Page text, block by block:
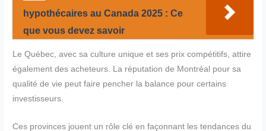
hypothécaires au Canada 2025 : Ce
que vous devez savoir
Le Québec, avec sa culture unique et ses prix compétitifs, attire
également des acheteurs. La réputation de Montréal pour sa
qualité de vie peut faire pencher la balance pour certains
investisseurs.
Ces provinces jouent un rôle clé en façonnant les tendances du